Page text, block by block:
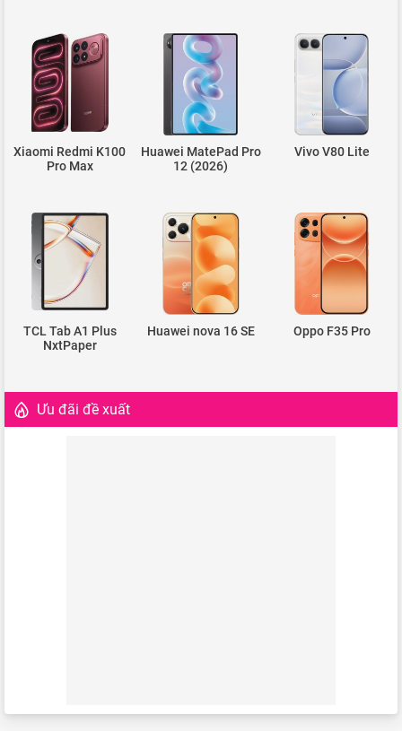
Xiaomi Redmi K100
Pro Max
Huawei MatePad Pro
12 (2026)
Vivo V80 Lite
TCL Tab A1 Plus
NxtPaper
Huawei nova 16 SE Oppo F35 Pro
Ưu đãi đề xuất